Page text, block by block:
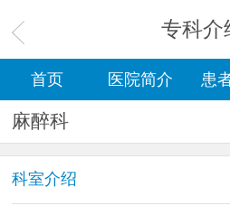
专科介
首页 医院简介 患
科研教学
党群工作
麻醉科
科室介绍